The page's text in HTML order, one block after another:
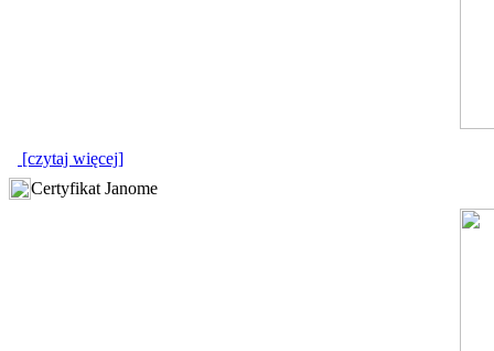
[czytaj więcej]
Certyfikat Janome